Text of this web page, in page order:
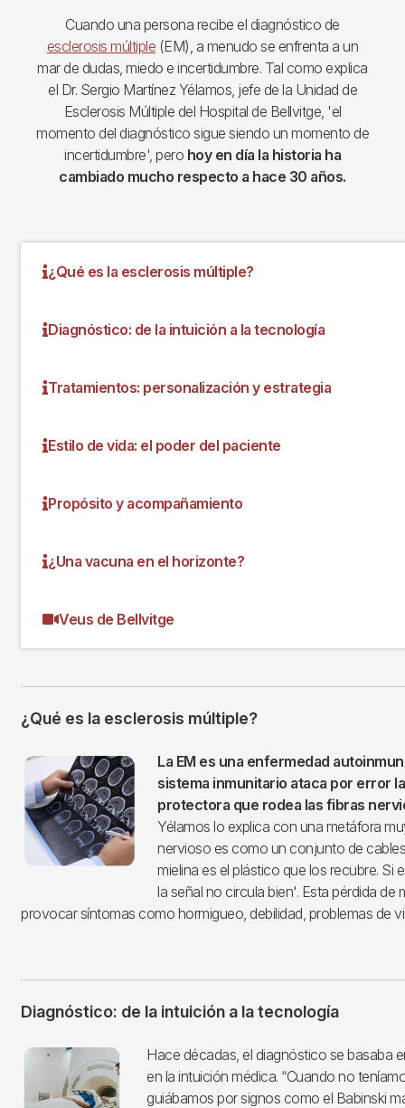
Cuando una persona recibe el diagnóstico de
esclerosis múltiple (EM), a menudo se enfrenta a un
mar de dudas, miedo e incertidumbre. Tal como explica
el Dr. Sergio Martínez Yélamos, jefe de la Unidad de
Esclerosis Múltiple del Hospital de Bellvitge, 'el
momento del diagnóstico sigue siendo un momento de
incertidumbre', pero hoy en día la historia ha
cambiado mucho respecto a hace 30 años.
¿Qué es la esclerosis múltiple?
Diagnóstico: de la intuición a la tecnología
Tratamientos: personalización y estrategia
Estilo de vida: el poder del paciente
Propósito y acompañamiento
¿Una vacuna en el horizonte?
Veus de Bellvitge
¿Qué es la esclerosis múltiple?
Imagen
La EM es una enfermedad
sistema inmunitario ataca por error
protectora que rodea las fibras
Yélamos lo explica con una metáfora
nervioso es como un conjunto de
mielina es el plástico que los recubre. Si
la señal no circula bien'. Esta pérdida de
provocar síntomas como hormigueo, debilidad, problemas de
Diagnóstico: de la intuición a la tecnología
Imagen
Hace décadas, el diagnóstico se basaba
en la intuición médica. “Cuando no
guiábamos por signos como el Babinski